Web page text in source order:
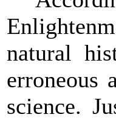
natural
erroneous
science.